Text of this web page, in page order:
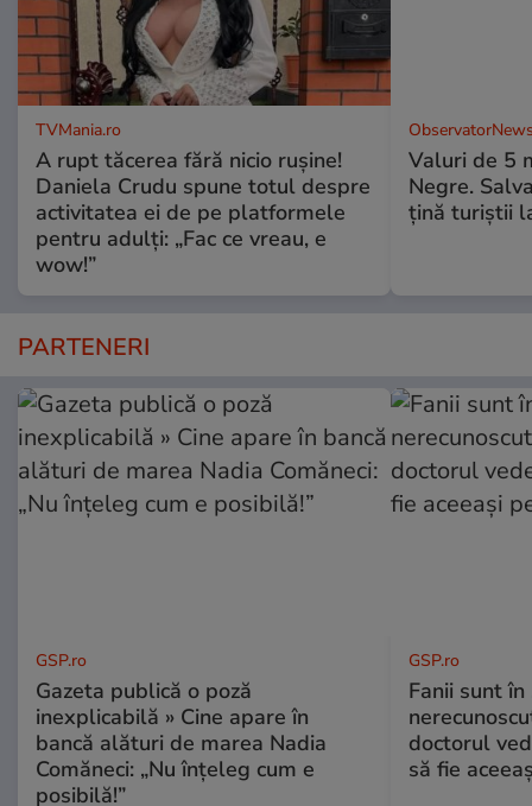
TVMania.ro
A rupt tăcerea fără nicio rușine!
Daniela Crudu spune totul despre
activitatea ei de pe platformele
pentru adulți: „Fac ce vreau, e
wow!”
Valuri de 5
Negre.
ţină turiştii
PARTENERI
GSP.ro
Gazeta publică o poză
inexplicabilă » Cine apare în
bancă alături de marea Nadia
Comăneci: „Nu înțeleg cum e
posibilă!”
GSP.ro
Fanii sunt în
doctorul
să fie